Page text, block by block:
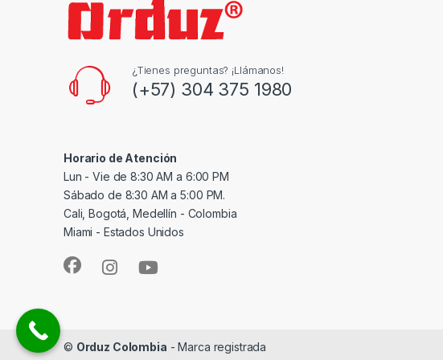
¿Tienes preguntas? ¡Llámanos!
(+57) 304 375 1980
Horario de Atención
Lun - Vie de 8:30 AM a 6:00 PM
Sábado de 8:30 AM a 5:00 PM.
Cali, Bogotá, Medellín - Colombia
Miami - Estados Unidos
© Orduz Colombia - Marca registrada